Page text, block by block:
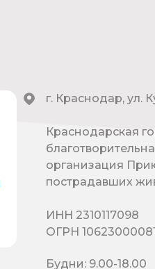
г. Краснодар, ул.
Краснодарская
организация
пострадавших
ИНН 2310117098
ОГРН
Будни: 9.00-18.00